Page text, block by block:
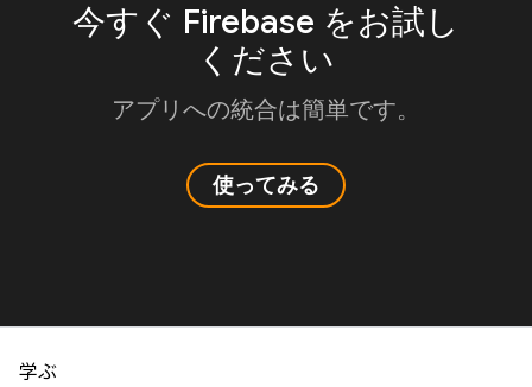
今すぐ Firebase をお試し
ください
アプリへの統合は簡単です。
使ってみる
学ぶ